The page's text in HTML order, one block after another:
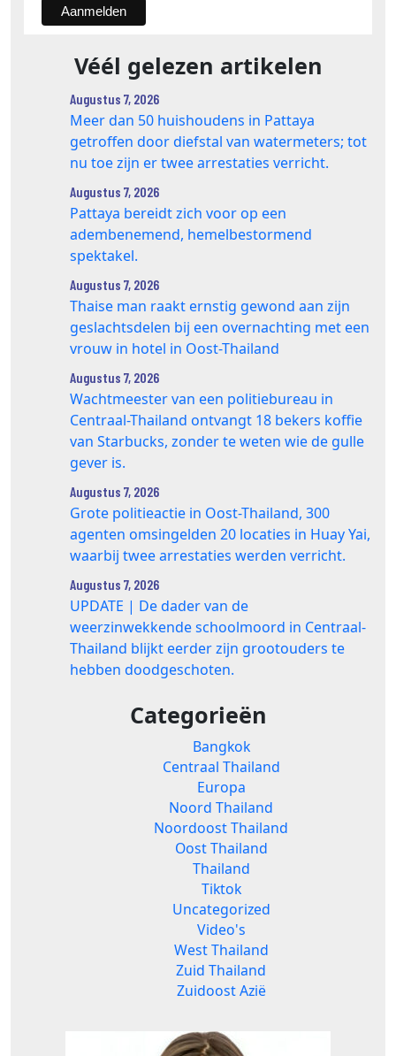
Véél gelezen artikelen
Augustus 7, 2026
Meer dan 50 huishoudens in Pattaya
getroffen door diefstal van watermeters; tot
nu toe zijn er twee arrestaties verricht.
Augustus 7, 2026
Pattaya bereidt zich voor op een
adembenemend, hemelbestormend
spektakel.
Augustus 7, 2026
Thaise man raakt ernstig gewond aan zijn
geslachtsdelen bij een overnachting met een
vrouw in hotel in Oost-Thailand
Augustus 7, 2026
Wachtmeester van een politiebureau in
Centraal-Thailand ontvangt 18 bekers koffie
van Starbucks, zonder te weten wie de gulle
gever is.
Augustus 7, 2026
Grote politieactie in Oost-Thailand, 300
agenten omsingelden 20 locaties in Huay Yai,
waarbij twee arrestaties werden verricht.
Augustus 7, 2026
UPDATE | De dader van de
weerzinwekkende schoolmoord in Centraal-
Thailand blijkt eerder zijn grootouders te
hebben doodgeschoten.
Categorieën
Bangkok
Centraal Thailand
Europa
Noord Thailand
Noordoost Thailand
Oost Thailand
Thailand
Tiktok
Uncategorized
Video's
West Thailand
Zuid Thailand
Zuidoost Azië